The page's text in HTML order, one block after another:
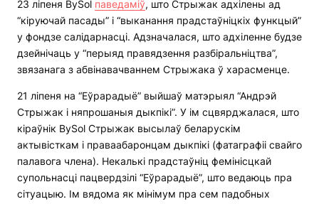
23 ліпеня BySol паведаміў, што Стрыжак адхілены ад
“кіруючай пасады” і “выканання прадстаўніцкіх функцый”
у фондзе салідарнасці. Адзначалася, што адхіленне будзе
дзейнічаць у “перыяд правядзення разбіральніцтва”,
звязанага з абвінавачваннем Стрыжака ў харасменце.
21 ліпеня на “Еўрарадыё” выйшаў матэрыял “Андрэй
Стрыжак і няпрошаныя дыкпікі”. У ім сцвярджалася, што
кіраўнік BySol Стрыжак высылаў беларускім
актывісткам і праваабаронцам дыкпікі (фатаграфіі свайго
палавога члена). Некалькі прадстаўніц фемінісцкай
супольнасці пацвердзілі “Еўрарадыё”, што ведаюць пра
сітуацыю. Ім вядома як мінімум пра сем падобных